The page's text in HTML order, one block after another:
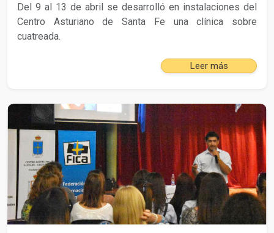
Del 9 al 13 de abril se desarrolló en instalaciones del
Centro Asturiano de Santa Fe una clínica sobre
cuatreada.
Leer más